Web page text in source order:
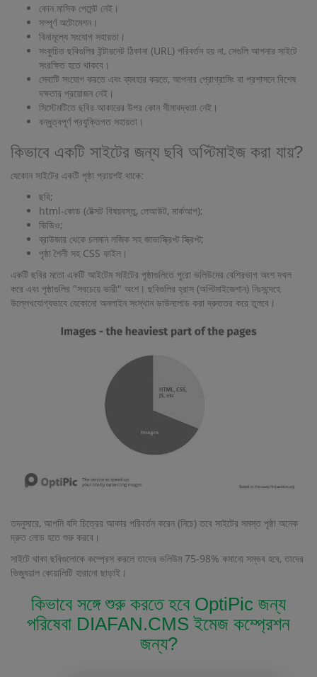
কোন মাসিক পেমেন্ট নেই।
সম্পূর্ণ অটোমেশন।
বিনামূল্যে সংযোগ সহায়তা।
সংকুচিত ছবিগুলির ইন্টারনেট ঠিকানা (URL) পরিবর্তন হয় না, সেগুলি আপনার সাইটে
সংরক্ষিত হতে থাকবে।
সেবাটি সংযোগ করতে এবং ব্যবহার করতে, আপনার প্রোগ্রামিং বা প্রশাসনে বিশেষ
দক্ষতার প্রয়োজন নেই।
সিস্টেমটিতে ছবির আকারের উপর কোন সীমাবদ্ধতা নেই।
বন্ধুত্বপূর্ণ প্রযুক্তিগত সহায়তা।
কিভাবে একটি সাইটের জন্য ছবি অপ্টিমাইজ করা যায়?
যেকোন সাইটের একটি পৃষ্ঠা প্রায়শই থাকে:
ছবি;
html-কোড (টেক্সট বিষয়বস্তু, লেআউট, মার্কআপ);
ভিডিও;
ব্রাউজার থেকে চলমান লজিক সহ জাভাস্ক্রিপ্ট স্ক্রিপ্ট;
পৃষ্ঠা শৈলী সহ CSS ফাইল।
একটি ছবির মতো একটি আইটেম সাইটের পৃষ্ঠাগুলিতে পুরো ভলিউমের বেশিরভাগ অংশ দখল
করে এবং পৃষ্ঠাগুলির "সবচেয়ে ভারী" অংশ। ছবিগুলির হ্রাস (অপ্টিমাইজেশান) নিঃসন্দেহে
উল্লেখযোগ্যভাবে যেকোনো অনলাইন সংস্থান ডাউনলোড করা দ্রুততর করে তুলবে।
তদনুসারে, আপনি যদি চিত্রের আকার পরিবর্তন করেন (নিচে) তবে সাইটের সমস্ত পৃষ্ঠা অনেক
দ্রুত লোড হতে শুরু করবে।
সাইটে থাকা ছবিগুলোকে কম্প্রেস করলে তাদের ভলিউম 75-98% কমানো সম্ভব হবে, তাদের
ভিজ্যুয়াল কোয়ালিটি হারানো ছাড়াই।
কিভাবে সঙ্গে শুরু করতে হবে OptiPic জন্য
পরিষেবা DIAFAN.CMS ইমেজ কম্প্রেশন
জন্য?